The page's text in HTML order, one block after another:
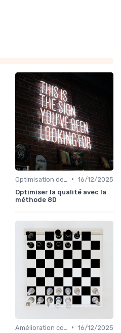
• 16/12/2025
Optimiser la qualité avec la
méthode 8D
• 16/12/2025